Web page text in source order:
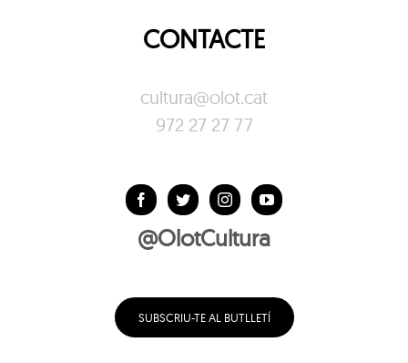
CONTACTE
cultura@olot.cat
972 27 27 77
@OlotCultura
SUBSCRIU-TE AL BUTLLETÍ